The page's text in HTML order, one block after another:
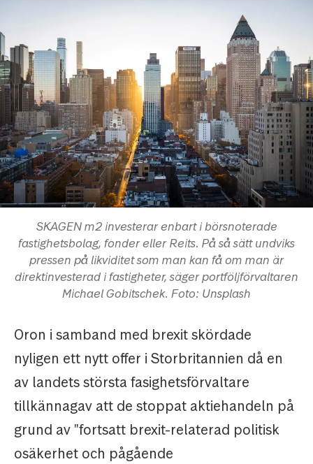
SKAGEN m2 investerar enbart i börsnoterade
fastighetsbolag, fonder eller Reits. På så sätt undviks
pressen på likviditet som man kan få om man är
direktinvesterad i fastigheter, säger portföljförvaltaren
Michael Gobitschek. Foto: Unsplash
Oron i samband med brexit skördade
nyligen ett nytt offer i Storbritannien då en
av landets största fasighetsförvaltare
tillkännagav att de stoppat aktiehandeln på
grund av "fortsatt brexit-relaterad politisk
osäkerhet och pågående